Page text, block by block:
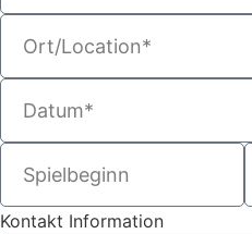
Kontakt Information